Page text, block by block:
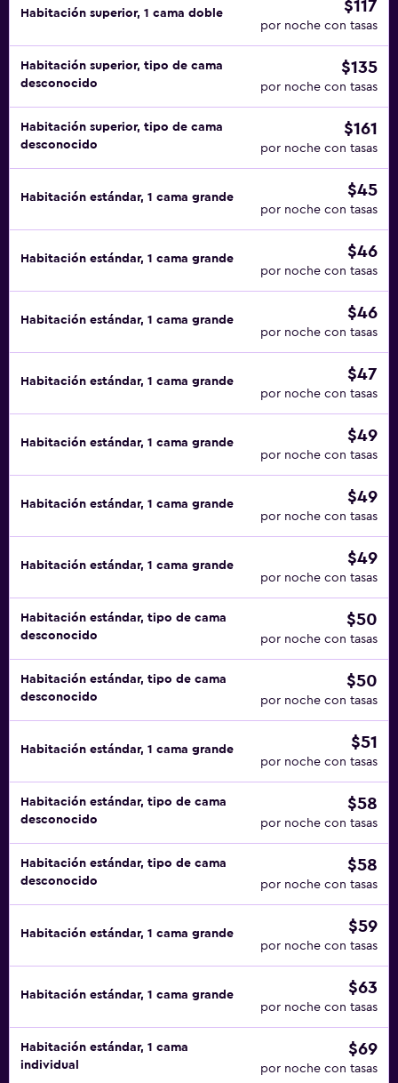
Habitación superior, 1 cama doble $117
por noche con tasas
Habitación superior, tipo de cama
desconocido
$135
por noche con tasas
Habitación superior, tipo de cama
desconocido
$161
por noche con tasas
Habitación estándar, 1 cama grande $45
por noche con tasas
Habitación estándar, 1 cama grande $46
por noche con tasas
Habitación estándar, 1 cama grande $46
por noche con tasas
Habitación estándar, 1 cama grande $47
por noche con tasas
Habitación estándar, 1 cama grande $49
por noche con tasas
Habitación estándar, 1 cama grande $49
por noche con tasas
Habitación estándar, 1 cama grande $49
por noche con tasas
Habitación estándar, tipo de cama
desconocido
$50
por noche con tasas
Habitación estándar, tipo de cama
desconocido
$50
por noche con tasas
Habitación estándar, 1 cama grande $51
por noche con tasas
Habitación estándar, tipo de cama
desconocido
$58
por noche con tasas
Habitación estándar, tipo de cama
desconocido
$58
por noche con tasas
Habitación estándar, 1 cama grande $59
por noche con tasas
Habitación estándar, 1 cama grande $63
por noche con tasas
Habitación estándar, 1 cama
individual
$69
por noche con tasas